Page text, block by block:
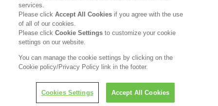
ニュースルーム 採用情報
利用規約 花王のアクセシビリティ 個人情報保護方針
利用者情報の外部送信 ソーシャルメディアポリシー
© Kao Corporation
services.
Please clickAccept All Cookies if you agree with the use
of all of our cookies.
Please clickCookie Settingsto customize your cookie
settings on our website.
You can manage the cookie settings by clicking on the
Cookie policy/Privacy Policy link in the footer.
Cookies Settings Accept All Cookies